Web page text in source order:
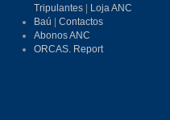
Tripulantes | Loja ANC
Baú |Contactos
Abonos ANC
ORCAS. Report